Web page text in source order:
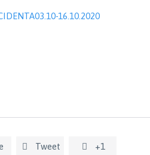
16.10.2020
 Tweet  +1